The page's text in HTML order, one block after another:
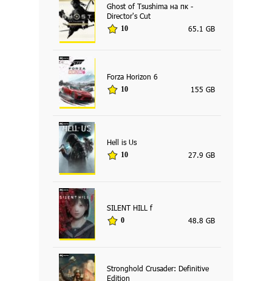
Ghost of Tsushima на пк -
Director's Cut
10 65.1 GB
Forza Horizon 6
10 155 GB
Hell is Us
10 27.9 GB
SILENT HILL f
0 48.8 GB
Stronghold Crusader: Definitive
Edition